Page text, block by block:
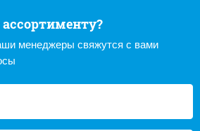
менеджеры свяжутся с вами